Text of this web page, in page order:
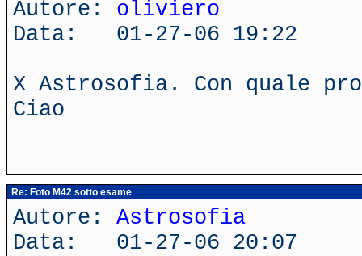
Autore: oliviero
Data: 01-27-06 19:22
X Astrosofia. Con quale
Ciao
Re: Foto M42 sotto esame
Autore: Astrosofia
Data: 01-27-06 20:07